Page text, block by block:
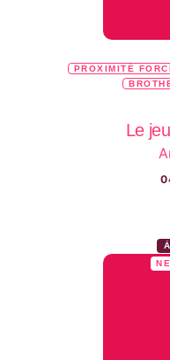
PROXIMITÉ
Le